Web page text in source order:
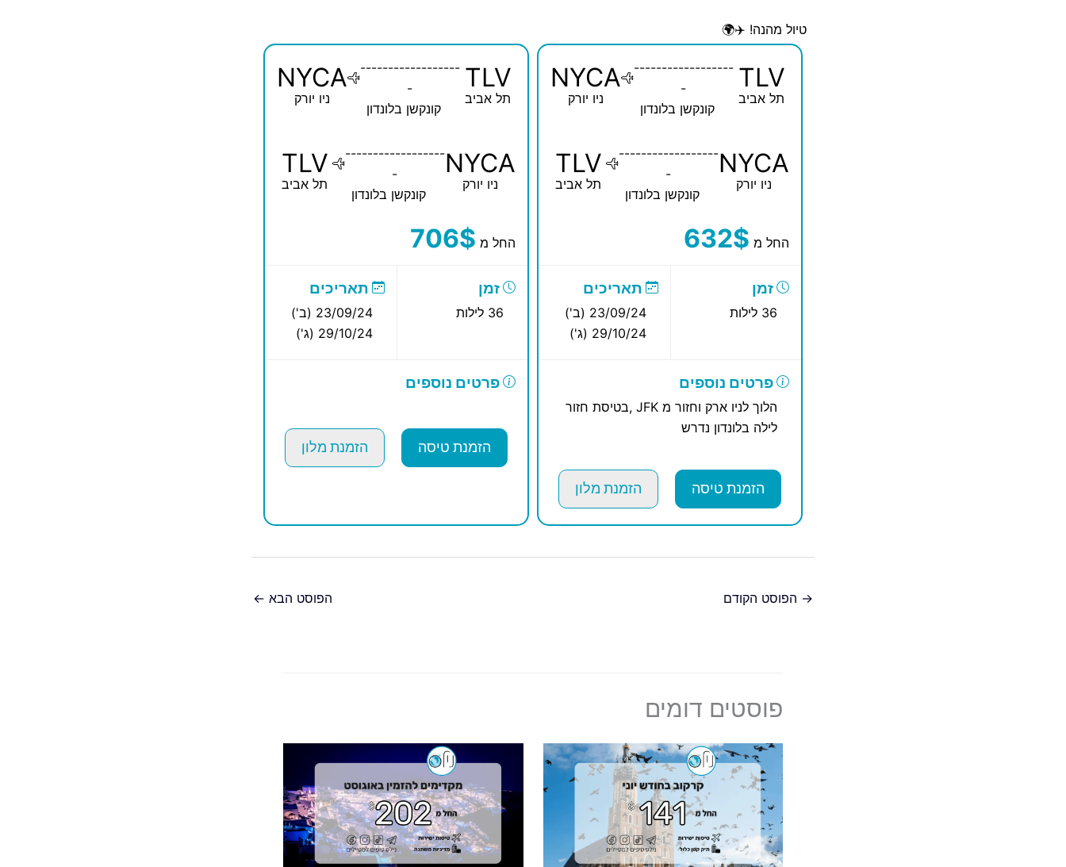
טיול מהנה! ✈️🌍
TLV
תל אביב
------------------
-
קונקשן בלונדון
NYCA
ניו יורק
NYCA
ניו יורק
------------------
-
קונקשן בלונדון
TLV
תל אביב
החל מ 632$
זמן
36 לילות
תאריכים
23/09/24 (ב')
29/10/24 (ג')
פרטים נוספים
הלוך לניו ארק וחזור מ JFK ,בטיסת חזור
לילה בלונדון נדרש
הזמנת טיסה הזמנת מלון
TLV
תל אביב
------------------
-
קונקשן בלונדון
NYCA
ניו יורק
NYCA
ניו יורק
------------------
-
קונקשן בלונדון
TLV
תל אביב
החל מ 706$
זמן
36 לילות
תאריכים
23/09/24 (ב')
29/10/24 (ג')
פרטים נוספים
הזמנת טיסה הזמנת מלון
→ הפוסט הקודם הפוסט הבא ←
פוסטים דומים